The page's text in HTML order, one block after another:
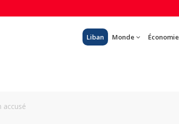
Liban Monde Économie
accusé